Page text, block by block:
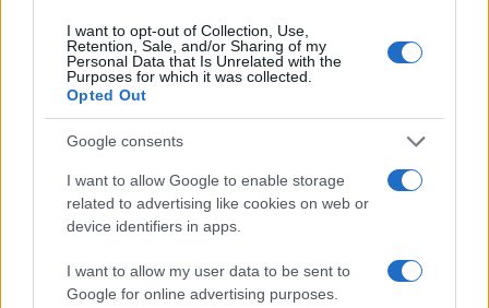
I want to opt-out of Collection, Use,
Retention, Sale, and/or Sharing of my
Personal Data that Is Unrelated with the
Purposes for which it was collected.
Opted Out
Google consents
I want to allow Google to enable storage
related to advertising like cookies on web or
device identifiers in apps.
I want to allow my user data to be sent to
Google for online advertising purposes.
szerint Trump elkötelezett Orbán sikere
mellett és kész támogatást nyújtani; ennek
kapcsán arra is utalt, hogy Magyarország a
szankciók alól is személyes kapcsolatuknak
köszönhetően kapott mentességet.
Az áprilisi választásokkal kapcsolatos
kérdésre válaszolva Rubio azt mondta, nem